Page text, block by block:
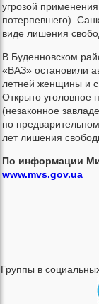
угрозой
потерпевшего).
виде лишения
В Буденновском
«ВАЗ» остановили
летней женщины и
Открыто уголовное
(незаконное
по
лет лишения
По информации
www.mvs.gov.ua
Группы в